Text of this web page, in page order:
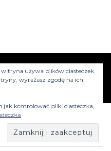
Vilva | Stworzony przez
.Silnik:WordPress
używa plików ciasteczek.
wyrażasz zgodę na ich
jak kontrolować pliki ciasteczka,